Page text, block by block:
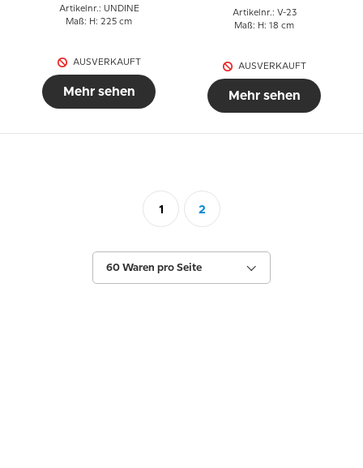
Artikelnr.: UNDINE
Maß: H: 225 cm
AUSVERKAUFT
Mehr sehen
Artikelnr.: V-23
Maß: H: 18 cm
AUSVERKAUFT
Mehr sehen
1 2
60 Waren pro Seite